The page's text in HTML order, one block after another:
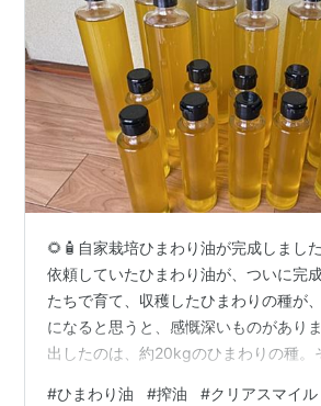
🌻🧴自家栽培ひまわり油が完成しまし
依頼していたひまわり油が、ついに完
たちで育て、収穫したひまわりの種が
になると思うと、感慨深いものがあり
出したのは、約20kgのひまわりの種。
#ひまわり油 #搾油 #クリアスマイル